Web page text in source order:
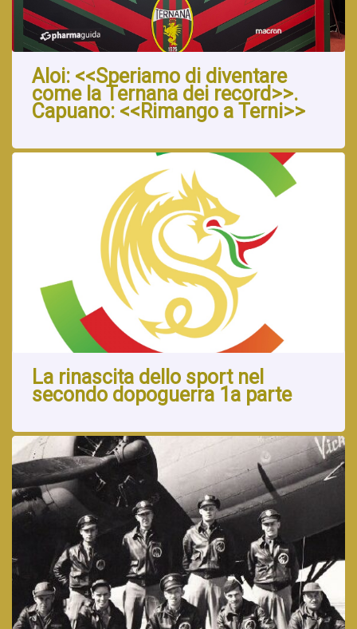
Aloi: <<Speriamo di diventare
come la Ternana dei record>>.
Capuano: <<Rimango a Terni>>
La rinascita dello sport nel
secondo dopoguerra 1a parte